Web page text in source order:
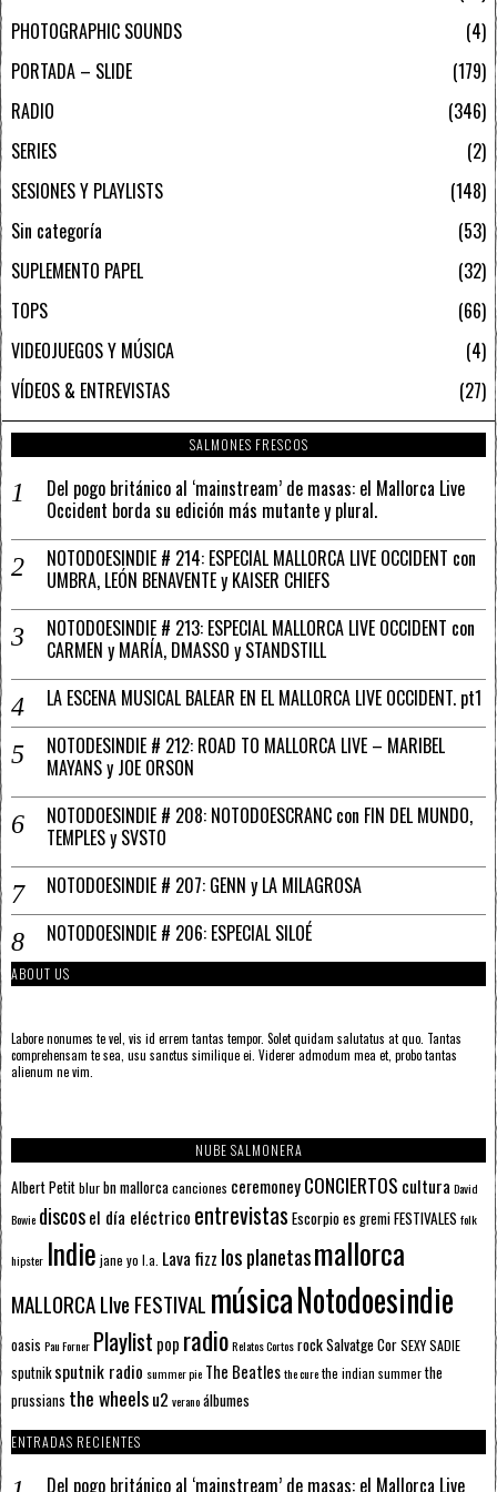
PHOTOGRAPHIC SOUNDS
4
PORTADA – SLIDE
179
RADIO
346
SERIES
2
SESIONES Y PLAYLISTS
148
Sin categoría
53
SUPLEMENTO PAPEL
32
TOPS
66
VIDEOJUEGOS Y MÚSICA
4
VÍDEOS & ENTREVISTAS
27
SALMONES FRESCOS
Del pogo británico al ‘mainstream’ de masas: el Mallorca Live
Occident borda su edición más mutante y plural.
NOTODOESINDIE # 214: ESPECIAL MALLORCA LIVE OCCIDENT con
UMBRA, LEÓN BENAVENTE y KAISER CHIEFS
NOTODOESINDIE # 213: ESPECIAL MALLORCA LIVE OCCIDENT con
CARMEN y MARÍA, DMASSO y STANDSTILL
LA ESCENA MUSICAL BALEAR EN EL MALLORCA LIVE OCCIDENT. pt1
NOTODESINDIE # 212: ROAD TO MALLORCA LIVE – MARIBEL
MAYANS y JOE ORSON
NOTODOESINDIE # 208: NOTODOESCRANC con FIN DEL MUNDO,
TEMPLES y SVSTO
NOTODOESINDIE # 207: GENN y LA MILAGROSA
NOTODOESINDIE # 206: ESPECIAL SILOÉ
ABOUT US
Labore nonumes te vel, vis id errem tantas tempor. Solet quidam salutatus at quo. Tantas
comprehensam te sea, usu sanctus similique ei. Viderer admodum mea et, probo tantas
alienum ne vim.
NUBE SALMONERA
Albert Petitblurbn mallorcacanciones ceremoneyCONCIERTOS cultura David
Bowie discosel día eléctrico entrevistas Escorpioes gremiFESTIVALES folk
hipster Indie jane yo l.a. Lava fizz los planetasmallorca
MALLORCA LIve FESTIVAL músicaNotodoesindie
oasis Pau Forner Playlist pop radioRelatos CortosrockSalvatge CorSEXY SADIE
sputnik sputnik radio summer pie The Beatlesthe curethe indian summerthe
prussians the wheelsu2 veranoálbumes
ENTRADAS RECIENTES
Del pogo británico al ‘mainstream’ de masas: el Mallorca Live